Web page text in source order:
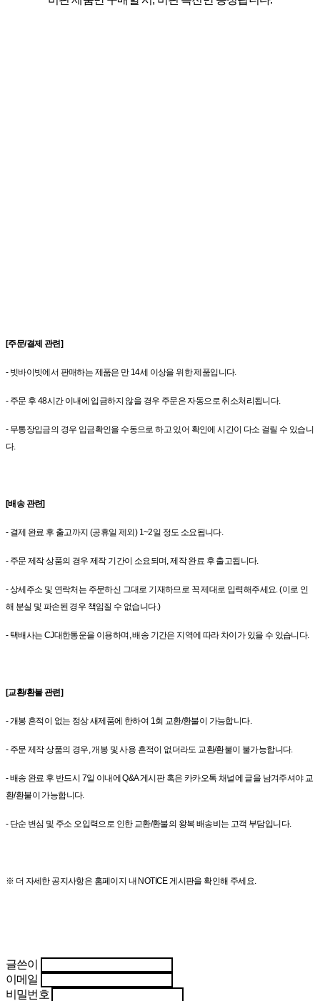
[주문/결제 관련]
- 빗바이빗에서 판매하는 제품은 만 14세 이상을 위한 제품입니다.
- 주문 후 48시간 이내에 입금하지 않을 경우 주문은 자동으로 취소처리됩니다.
- 무통장입금의 경우 입금확인을 수동으로 하고 있어 확인에 시간이 다소 걸릴 수 있습니
다.
[배송 관련]
- 결제 완료 후 출고까지 (공휴일 제외) 1~2일 정도 소요됩니다.
- 주문 제작 상품의 경우 제작 기간이 소요되며, 제작 완료 후 출고됩니다.
- 상세주소 및 연락처는 주문하신 그대로 기재하므로 꼭 제대로 입력해주세요. (이로 인
해 분실 및 파손된 경우 책임질 수 없습니다.)
- 택배사는 CJ대한통운을 이용하며, 배송 기간은 지역에 따라 차이가 있을 수 있습니다.
[교환/환불 관련]
- 개봉 흔적이 없는 정상 새제품에 한하여 1회 교환/환불이 가능합니다.
- 주문 제작 상품의 경우, 개봉 및 사용 흔적이 없더라도 교환/환불이 불가능합니다.
- 배송 완료 후 반드시 7일 이내에 Q&A 게시판 혹은 카카오톡 채널에 글을 남겨주셔야 교
환/환불이 가능합니다.
- 단순 변심 및 주소 오입력으로 인한 교환/환불의 왕복 배송비는 고객 부담입니다.
※ 더 자세한 공지사항은 홈페이지 내 NOTICE 게시판을 확인해 주세요.
글쓴이
이메일
비밀번호